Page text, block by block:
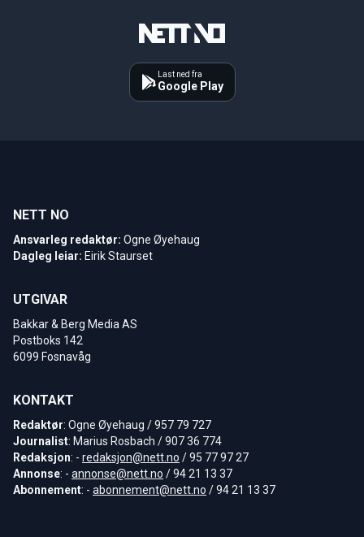
Last ned fra
Google Play
NETT NO
Ansvarleg redaktør: Ogne Øyehaug
Dagleg leiar: Eirik Staurset
UTGIVAR
Bakkar & Berg Media AS
Postboks 142
6099 Fosnavåg
KONTAKT
Redaktør: Ogne Øyehaug / 957 79 727
Journalist: Marius Rosbach / 907 36 774
Redaksjon: - redaksjon@nett.no / 95 77 97 27
Annonse: - annonse@nett.no / 94 21 13 37
Abonnement: - abonnement@nett.no / 94 21 13 37